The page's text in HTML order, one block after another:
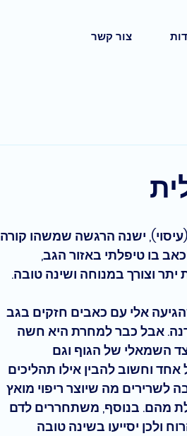
צור קשר
ישנה הרגשה שמשהו קורה
בו טיפלתי באזור הגב,
וצורך במנוחה ושינה טובה.
אלי עם כאבים חזקים בגב
אבל כבר למחרת היא חשה
השמאלי של הגוף וגם
וחשוב להבין אילו תהליכים
לשרירים מה שיוצר ריפוי מואץ
מהם. בנוסף, משתחררים לדם
ולכן יסייעו בשינה טובה